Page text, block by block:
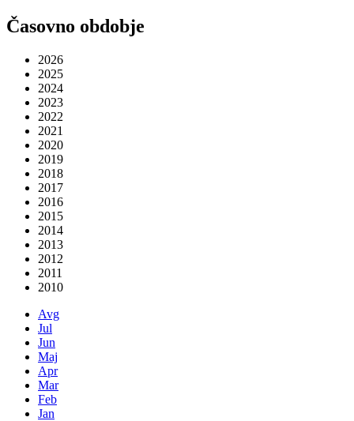
Časovno obdobje
2026
2025
2024
2023
2022
2021
2020
2019
2018
2017
2016
2015
2014
2013
2012
2011
2010
Avg
Jul
Jun
Maj
Apr
Mar
Feb
Jan